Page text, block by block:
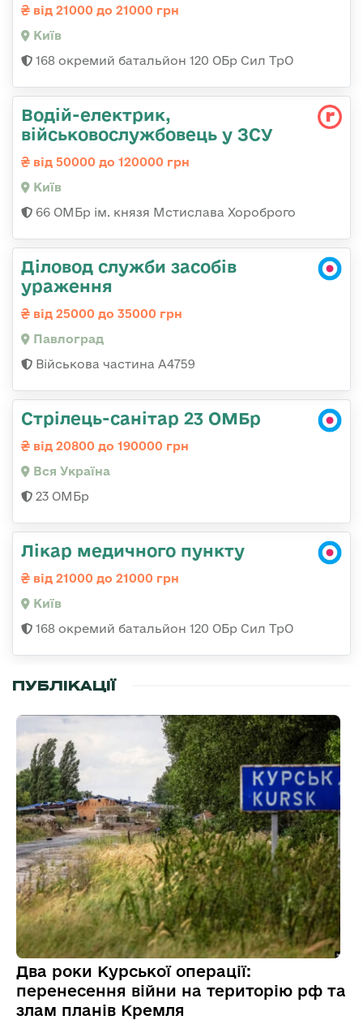
від 21000 до 21000 грн
Київ
168 окремий батальйон 120 ОБр Cил ТрО
Водій-електрик,
військовослужбовець у ЗСУ
від 50000 до 120000 грн
Київ
66 ОМБр ім. князя Мстислава Хороброго
Діловод служби засобів
ураження
від 25000 до 35000 грн
Павлоград
Військова частина А4759
Стрілець-санітар 23 ОМБр
від 20800 до 190000 грн
Вся Україна
23 ОМБр
Лікар медичного пункту
від 21000 до 21000 грн
Київ
168 окремий батальйон 120 ОБр Cил ТрО
ПУБЛІКАЦІЇ
Два роки Курської операції:
перенесення війни на територію рф та
злам планів Кремля